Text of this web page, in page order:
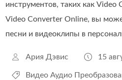
инструментов, таких как
Video Converter Online, вы
песни и видеоклипы в
Ария Дэвис 15
Видео Аудио